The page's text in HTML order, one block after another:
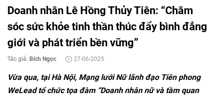
Doanh nhân Lê Hồng Thủy Tiên: “Chăm
sóc sức khỏe tinh thần thúc đẩy bình đẳng
giới và phát triển bền vững”
Tác giả: Bích Ngọc 27-06-2025
Vừa qua, tại Hà Nội, Mạng lưới Nữ lãnh đạo Tiên phong
WeLead tổ chức tọa đàm “Doanh nhân nữ và tầm quan